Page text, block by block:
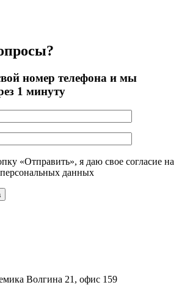
номер телефона и мы
1 минуту
«Отправить», я даю свое согласие на
данных
Волгина 21, офис 159